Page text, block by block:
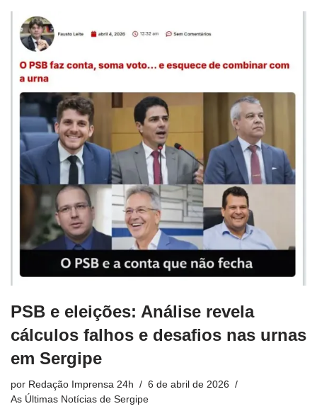
PSB e eleições: Análise revela
cálculos falhos e desafios nas urnas
em Sergipe
por Redação Imprensa 24h
6 de abril de 2026
As Últimas Notícias de Sergipe